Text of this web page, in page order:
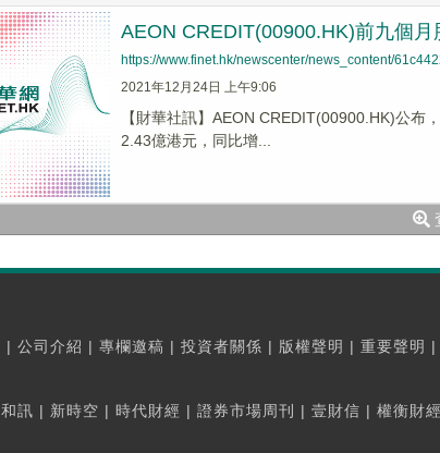
AEON CREDIT(00900.HK)前九個
https://www.finet.hk/newscenter/news_content/
2021年12月24日 上午9:06
【財華社訊】AEON CREDIT(00900.HK)公
2.43億港元，同比增...
| 公司介紹 | 專欄邀稿 | 投資者關係 | 版權聲明 | 重要聲明 |
和訊 | 新時空 | 時代財經 | 證券市場周刊 | 壹財信 | 權衡財經